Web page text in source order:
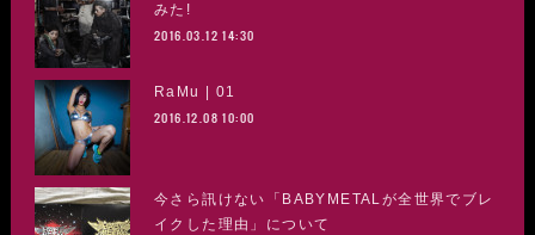
みた!
2016.03.12 14:30
RaMu | 01
2016.12.08 10:00
今さら訊けない「BABYMETALが全世界でブレ
イクした理由」について